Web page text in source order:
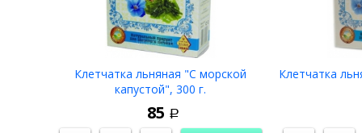
Клетчатка льняная "С морской
капустой", 300 г.
85 Р
Клетчатка